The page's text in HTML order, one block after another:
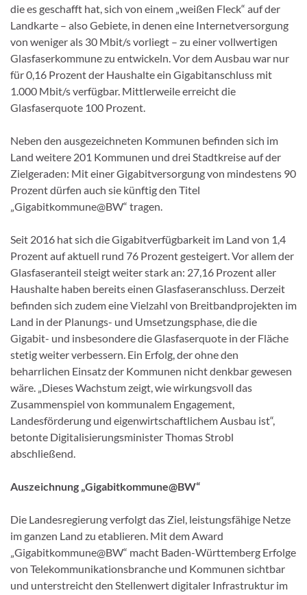
die es geschafft hat, sich von einem „weißen Fleck“ auf der
Landkarte – also Gebiete, in denen eine Internetversorgung
von weniger als 30 Mbit/s vorliegt – zu einer vollwertigen
Glasfaserkommune zu entwickeln. Vor dem Ausbau war nur
für 0,16 Prozent der Haushalte ein Gigabitanschluss mit
1.000 Mbit/s verfügbar. Mittlerweile erreicht die
Glasfaserquote 100 Prozent.
Neben den ausgezeichneten Kommunen befinden sich im
Land weitere 201 Kommunen und drei Stadtkreise auf der
Zielgeraden: Mit einer Gigabitversorgung von mindestens 90
Prozent dürfen auch sie künftig den Titel
„Gigabitkommune@BW“ tragen.
Seit 2016 hat sich die Gigabitverfügbarkeit im Land von 1,4
Prozent auf aktuell rund 76 Prozent gesteigert. Vor allem der
Glasfaseranteil steigt weiter stark an: 27,16 Prozent aller
Haushalte haben bereits einen Glasfaseranschluss. Derzeit
befinden sich zudem eine Vielzahl von Breitbandprojekten im
Land in der Planungs- und Umsetzungsphase, die die
Gigabit- und insbesondere die Glasfaserquote in der Fläche
stetig weiter verbessern. Ein Erfolg, der ohne den
beharrlichen Einsatz der Kommunen nicht denkbar gewesen
wäre. „Dieses Wachstum zeigt, wie wirkungsvoll das
Zusammenspiel von kommunalem Engagement,
Landesförderung und eigenwirtschaftlichem Ausbau ist“,
betonte Digitalisierungsminister Thomas Strobl
abschließend.
Auszeichnung „Gigabitkommune@BW“
Die Landesregierung verfolgt das Ziel, leistungsfähige Netze
im ganzen Land zu etablieren. Mit dem Award
„Gigabitkommune@BW“ macht Baden-Württemberg Erfolge
von Telekommunikationsbranche und Kommunen sichtbar
und unterstreicht den Stellenwert digitaler Infrastruktur im